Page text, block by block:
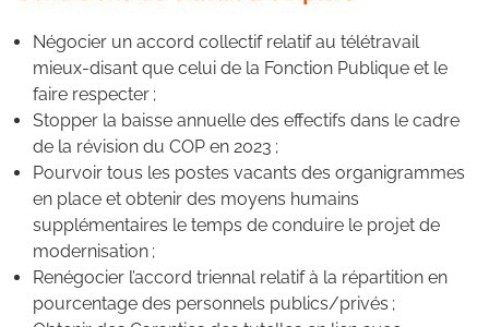
Négocier un accord collectif relatif au télétravail
mieux-disant que celui de la Fonction Publique et le
faire respecter ;
Stopper la baisse annuelle des effectifs dans le cadre
de la révision du COP en 2023 ;
Pourvoir tous les postes vacants des organigrammes
en place et obtenir des moyens humains
supplémentaires le temps de conduire le projet de
modernisation ;
Renégocier l’accord triennal relatif à la répartition en
pourcentage des personnels publics/privés ;